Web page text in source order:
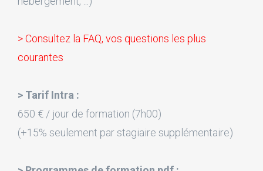
> Consultez la FAQ, vos questions les plus
courantes
> Tarif Intra :
650 € / jour de formation (7h00)
(+15% seulement par stagiaire supplémentaire)